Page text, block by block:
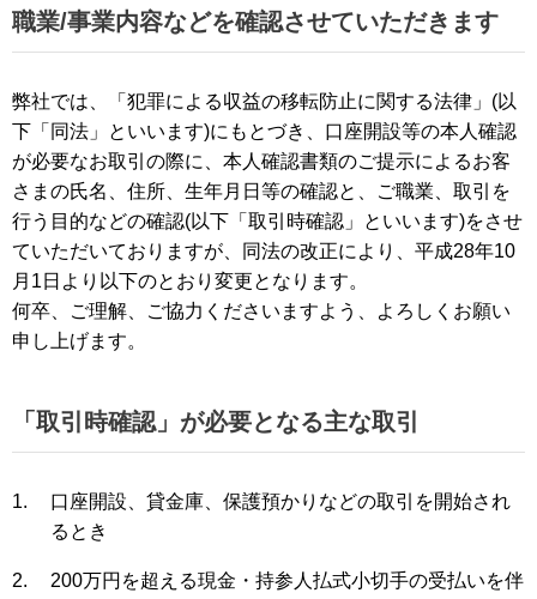
職業/事業内容などを確認させていただきます
弊社では、「犯罪による収益の移転防止に関する法律」(以
下「同法」といいます)にもとづき、口座開設等の本人確認
が必要なお取引の際に、本人確認書類のご提示によるお客
さまの氏名、住所、生年月日等の確認と、ご職業、取引を
行う目的などの確認(以下「取引時確認」といいます)をさせ
ていただいておりますが、同法の改正により、平成28年10
月1日より以下のとおり変更となります。
何卒、ご理解、ご協力くださいますよう、よろしくお願い
申し上げます。
「取引時確認」が必要となる主な取引
1.
口座開設、貸金庫、保護預かりなどの取引を開始され
るとき
2.
200万円を超える現金・持参人払式小切手の受払いを伴